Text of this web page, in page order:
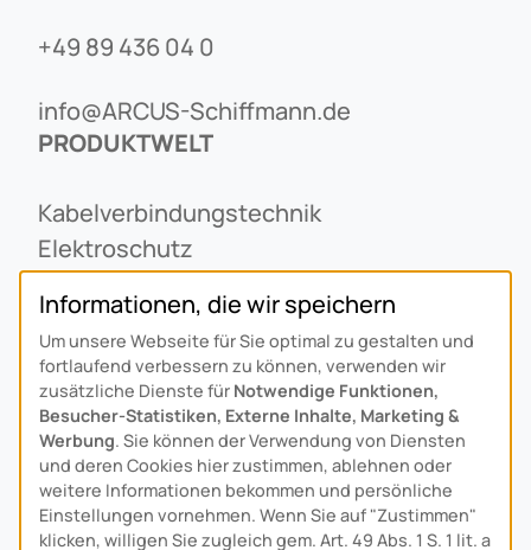
+49 89 436 04 0
info@ARCUS-Schiffmann.de
PRODUKTWELT
Kabelverbindungstechnik
Elektroschutz
Notstromvorrichtungen
UNTERNEHMEN
Über Uns
Ansprechpartner
Alois Schiffmann Stiftung
Allgemeine Lieferbedingungen
Informationen, die wir speichern
Um unsere Webseite für Sie optimal zu gestalten und
fortlaufend verbessern zu können, verwenden wir
zusätzliche Dienste für Notwendige Funktionen,
Besucher-Statistiken, Externe Inhalte, Marketing &
Werbung. Sie können der Verwendung von Diensten
und deren Cookies hier zustimmen, ablehnen oder
weitere Informationen bekommen und persönliche
Einstellungen vornehmen. Wenn Sie auf "Zustimmen"
klicken, willigen Sie zugleich gem. Art. 49 Abs. 1 S. 1 lit. a